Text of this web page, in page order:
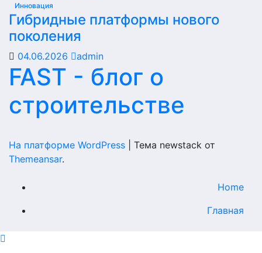
Инновация
Гибридные платформы нового
поколения
04.06.2026 admin
FAST - блог о
строительстве
На платформе WordPress
Тема newstack от
Themeansar.
Home
Главная